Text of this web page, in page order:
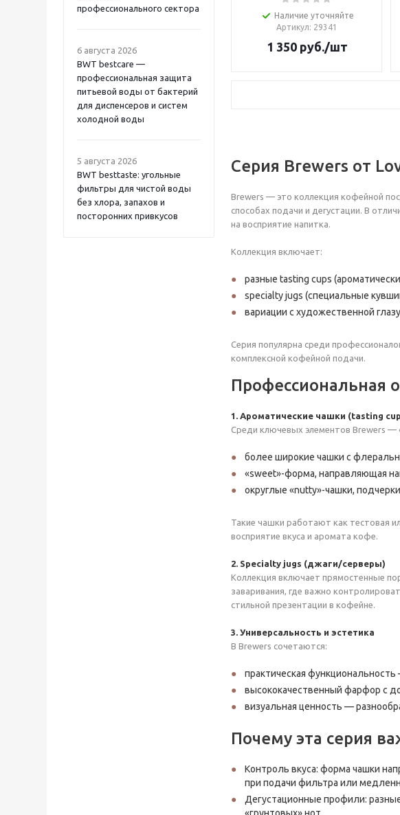
профессионального сектора
6 августа 2026
BWT bestcare —
профессиональная защита
питьевой воды от бактерий
для диспенсеров и систем
холодной воды
5 августа 2026
BWT besttaste: угольные
фильтры для чистой воды
без хлора, запахов и
посторонних привкусов
Наличие уточняйте
Артикул: 29341
1 350руб./шт
Серия Brewers от
Brewers — это коллекция кофейной
способах подачи и дегустации. В
на восприятие напитка.
Коллекция включает:
разные tasting cups
specialty jugs (специальные
вариации с художественной
Серия популярна среди
комплексной кофейной подачи.
Профессиональная
1. Ароматические чашки (tasting
Среди ключевых элементов Brewers
более широкие чашки с
«sweet»-форма, направляющая
округлые «nutty»-чашки,
Такие чашки работают как тестовая
восприятие вкуса и аромата кофе.
2. Specialty jugs (джаги/серверы)
Коллекция включает прямостенные
заваривания, где важно
стильной презентации в кофейне.
3. Универсальность и эстетика
В Brewers сочетаются:
практическая
высококачественный фарфор с
визуальная ценность —
Почему эта серия
Контроль вкуса: форма чашки
при подачи фильтра или
Дегустационные профили: